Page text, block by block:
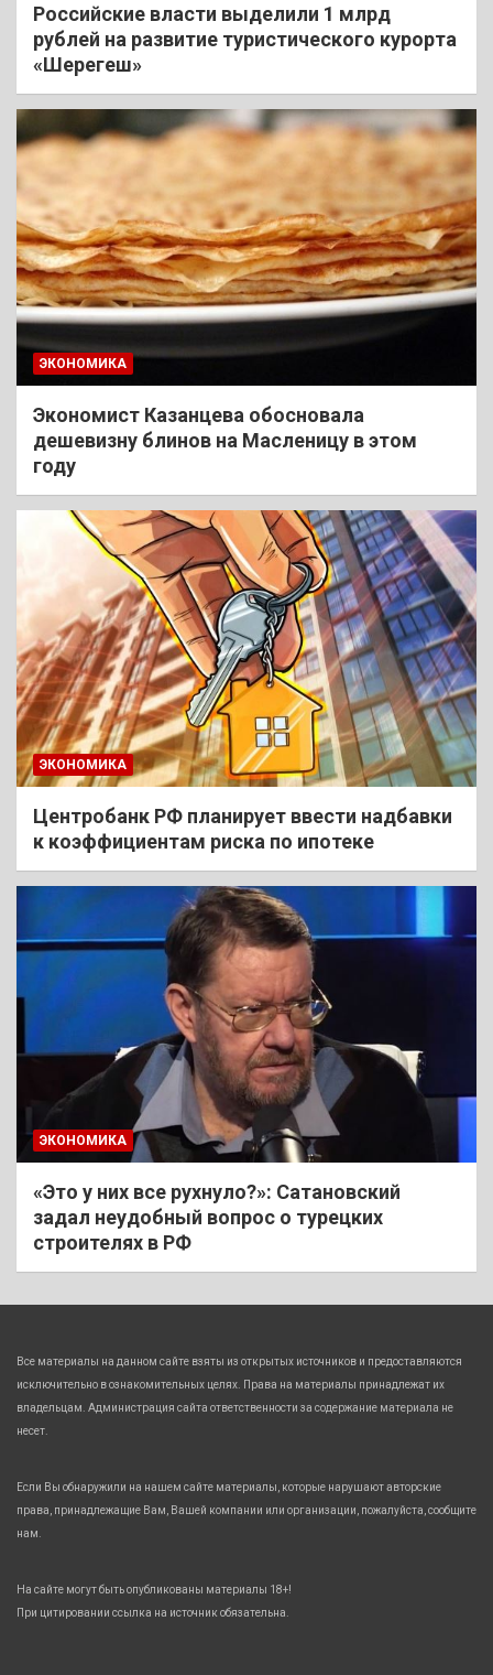
Российские власти выделили 1 млрд
рублей на развитие туристического курорта
«Шерегеш»
ЭКОНОМИКА
Экономист Казанцева обосновала
дешевизну блинов на Масленицу в этом
году
ЭКОНОМИКА
Центробанк РФ планирует ввести надбавки
к коэффициентам риска по ипотеке
ЭКОНОМИКА
«Это у них все рухнуло?»: Сатановский
задал неудобный вопрос о турецких
строителях в РФ
Все материалы на данном сайте взяты из открытых источников и предоставляются
исключительно в ознакомительных целях. Права на материалы принадлежат их
владельцам. Администрация сайта ответственности за содержание материала не
несет.
Если Вы обнаружили на нашем сайте материалы, которые нарушают авторские
права, принадлежащие Вам, Вашей компании или организации, пожалуйста, сообщите
нам.
На сайте могут быть опубликованы материалы 18+!
При цитировании ссылка на источник обязательна.